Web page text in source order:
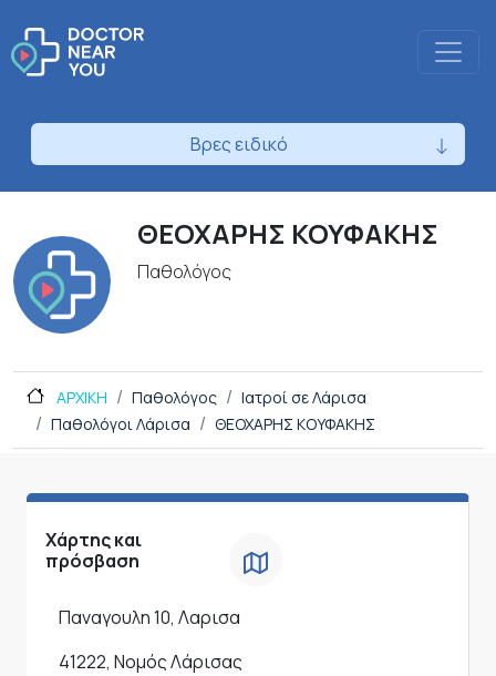
Βρες ειδικό
ΘΕΟΧΑΡΗΣ ΚΟΥΦΑΚΗΣ
Παθολόγος
ΑΡΧΙΚΗ Παθολόγος
Ιατροί σε Λάρισα
Παθολόγοι Λάρισα
ΘΕΟΧΑΡΗΣ ΚΟΥΦΑΚΗΣ
Χάρτης και
πρόσβαση
Παναγουλη 10, Λαρισα
41222, Νομός Λάρισας